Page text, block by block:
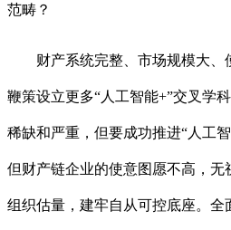
范畴？
财产系统完整、市场规模大、
鞭策设立更多“人工智能+”交叉学
稀缺和严重，但要成功推进“人工
但财产链企业的使意图愿不高，无
组织估量，建牢自从可控底座。全